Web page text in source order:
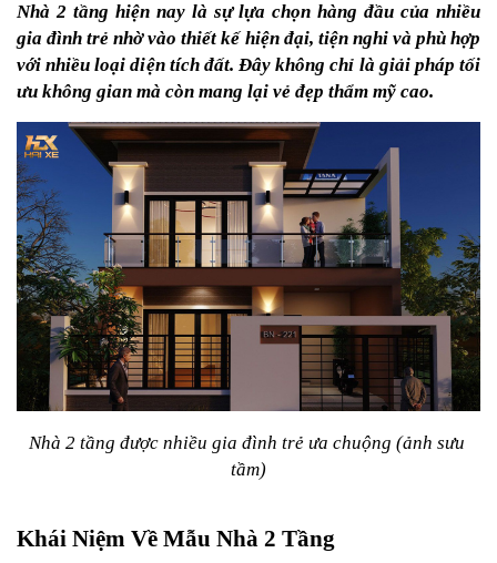
Nhà 2 tầng hiện nay là sự lựa chọn hàng đầu của nhiều
gia đình trẻ nhờ vào thiết kế hiện đại, tiện nghi và phù hợp
với nhiều loại diện tích đất. Đây không chỉ là giải pháp tối
ưu không gian mà còn mang lại vẻ đẹp thẩm mỹ cao.
Nhà 2 tầng được nhiều gia đình trẻ ưa chuộng (ảnh sưu
tầm)
Khái Niệm Về Mẫu Nhà 2 Tầng